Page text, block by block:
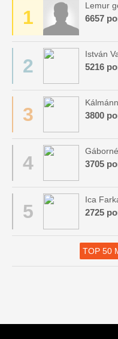
1
Lemur
6657
2
István
5216
3 3800
4
Gáborné
3705
5
Ica
2725
TOP 50